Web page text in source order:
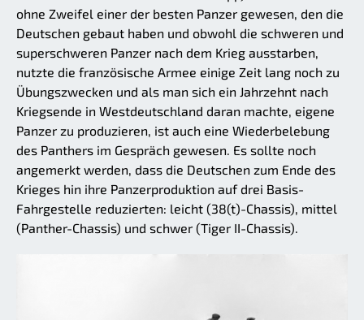
ohne Zweifel einer der besten Panzer gewesen, den die
Deutschen gebaut haben und obwohl die schweren und
superschweren Panzer nach dem Krieg ausstarben,
nutzte die französische Armee einige Zeit lang noch zu
Übungszwecken und als man sich ein Jahrzehnt nach
Kriegsende in Westdeutschland daran machte, eigene
Panzer zu produzieren, ist auch eine Wiederbelebung
des Panthers im Gespräch gewesen. Es sollte noch
angemerkt werden, dass die Deutschen zum Ende des
Krieges hin ihre Panzerproduktion auf drei Basis-
Fahrgestelle reduzierten: leicht (38(t)-Chassis), mittel
(Panther-Chassis) und schwer (Tiger II-Chassis).